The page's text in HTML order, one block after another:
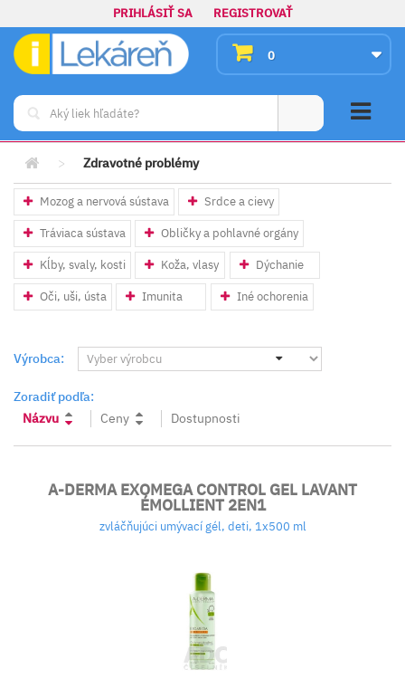
PRIHLÁSIŤ SA REGISTROVAŤ
0
> Zdravotné problémy
Mozog a nervová sústava Srdce a cievy
Tráviaca sústava Obličky a pohlavné orgány
Kĺby, svaly, kosti Koža, vlasy Dýchanie
Oči, uši, ústa Imunita Iné ochorenia
Výrobca:
Zoradiť podľa:
Názvu
Ceny Dostupnosti
A-DERMA EXOMEGA CONTROL GEL LAVANT
ÉMOLLIENT 2EN1
zvláčňujúci umývací gél, deti, 1x500 ml